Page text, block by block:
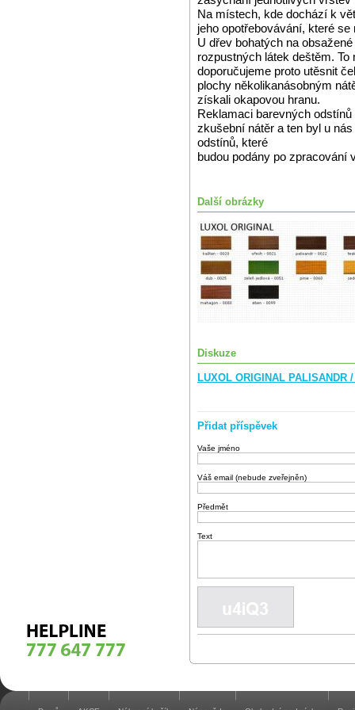
Na místech, kde dochází k
jeho opotřebovávání, které
U dřev bohatých na
rozpustných látek deštěm.
doporučujeme proto utěsnit
plochy několikanásobným
získali okapovou hranu.
Reklamaci barevných
zkušební nátěr a ten byl u
odstínů, které
budou podány po zpracování
Další obrázky
Diskuze
LUXOL ORIGINAL PALISANDR
Přidat příspěvek
Vaše jméno
Váš email (nebude zveřejněn)
Předmět
Text